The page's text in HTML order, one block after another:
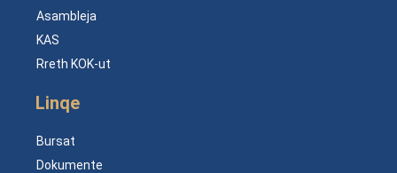
Asambleja
KAS
Rreth KOK-ut
Linqe
Bursat
Dokumente